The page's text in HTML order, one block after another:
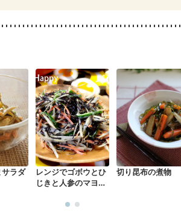
妊婦健診・血圧が気になる（初期）
ラダ
レンジでゴボウとひ
じきと人参のマヨサ
切り昆布の煮物